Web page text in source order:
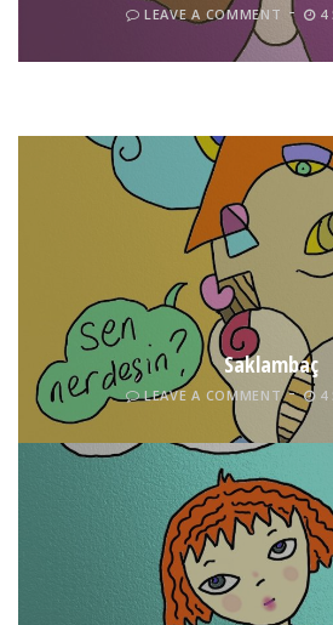
LEAVE A COMMENT 4
Tel İnsan
LEAVE A COMMENT
Saklambaç
LEAVE A COMMENT 4